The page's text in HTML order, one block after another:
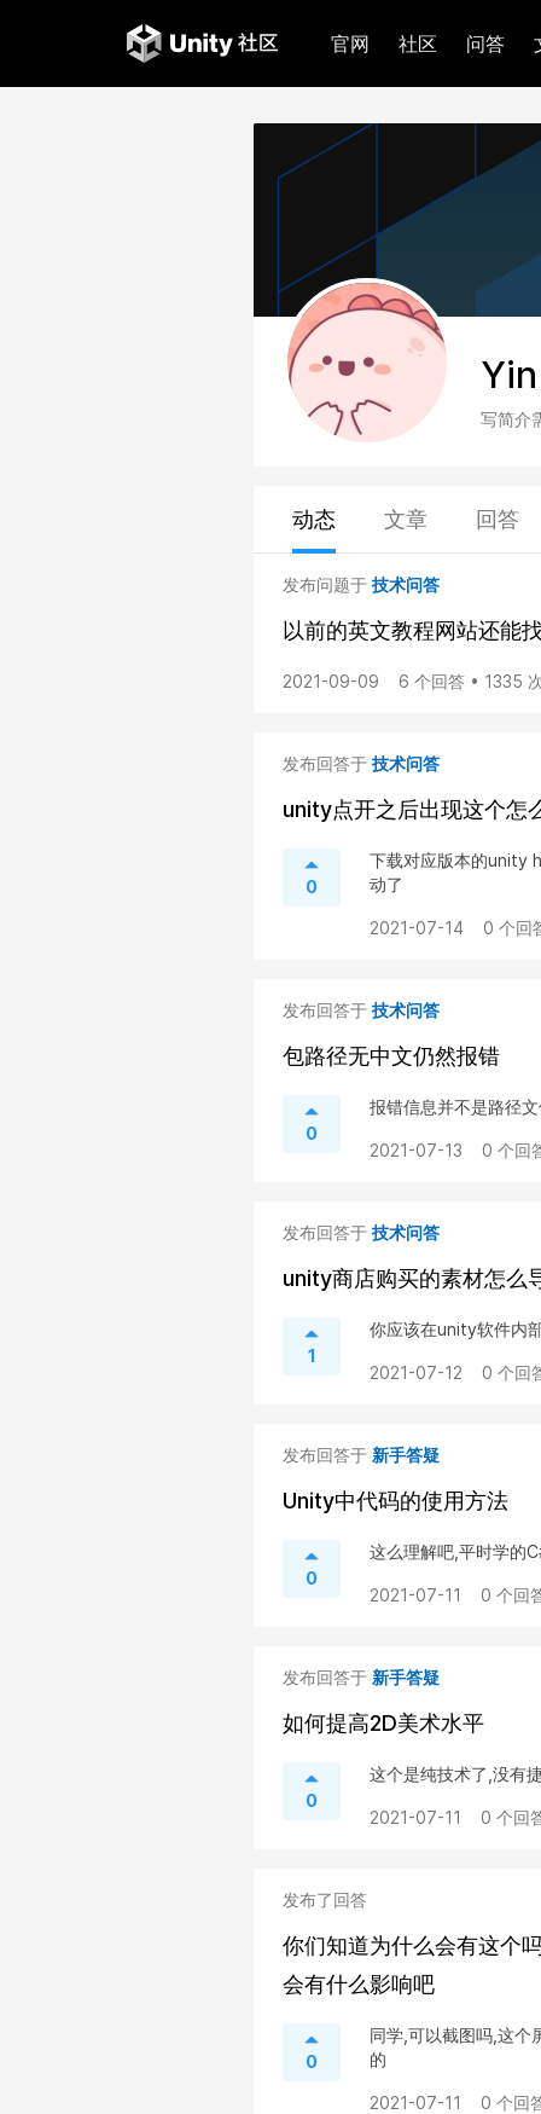
官网 社区 问答
Yin
写简介
动态 文章 回答
发布问题于 技术问答
以前的英文教程网站还能
2021-09-09 6 个回答 • 1335
发布回答于 技术问答
unity点开之后出现这个怎
0
下载对应版本的unity
动了
2021-07-14 0 个回
发布回答于 技术问答
包路径无中文仍然报错
0
报错信息并不是路径
2021-07-13 0 个回
发布回答于 技术问答
unity商店购买的素材怎么
1
你应该在unity软件内
2021-07-12 0 个回
发布回答于 新手答疑
Unity中代码的使用方法
0
这么理解吧,平时学的
2021-07-11 0 个回
发布回答于 新手答疑
如何提高2D美术水平
0
这个是纯技术了,没有
2021-07-11 0 个回
发布了回答
你们知道为什么会有这个
会有什么影响吧
0
同学,可以截图吗,这个
的
2021-07-11 0 个回